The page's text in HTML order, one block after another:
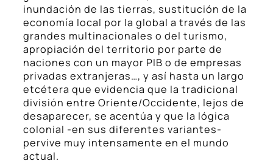
inundación de las tierras, sustitución de la
economía local por la global a través de las
grandes multinacionales o del turismo,
apropiación del territorio por parte de
naciones con un mayor PIB o de empresas
privadas extranjeras…, y así hasta un largo
etcétera que evidencia que la tradicional
división entre Oriente/Occidente, lejos de
desaparecer, se acentúa y que la lógica
colonial -en sus diferentes variantes-
pervive muy intensamente en el mundo
actual.